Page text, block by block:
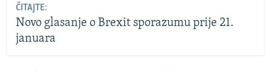
ČITAJTE:
Novo glasanje o Brexit sporazumu prije 21.
januara